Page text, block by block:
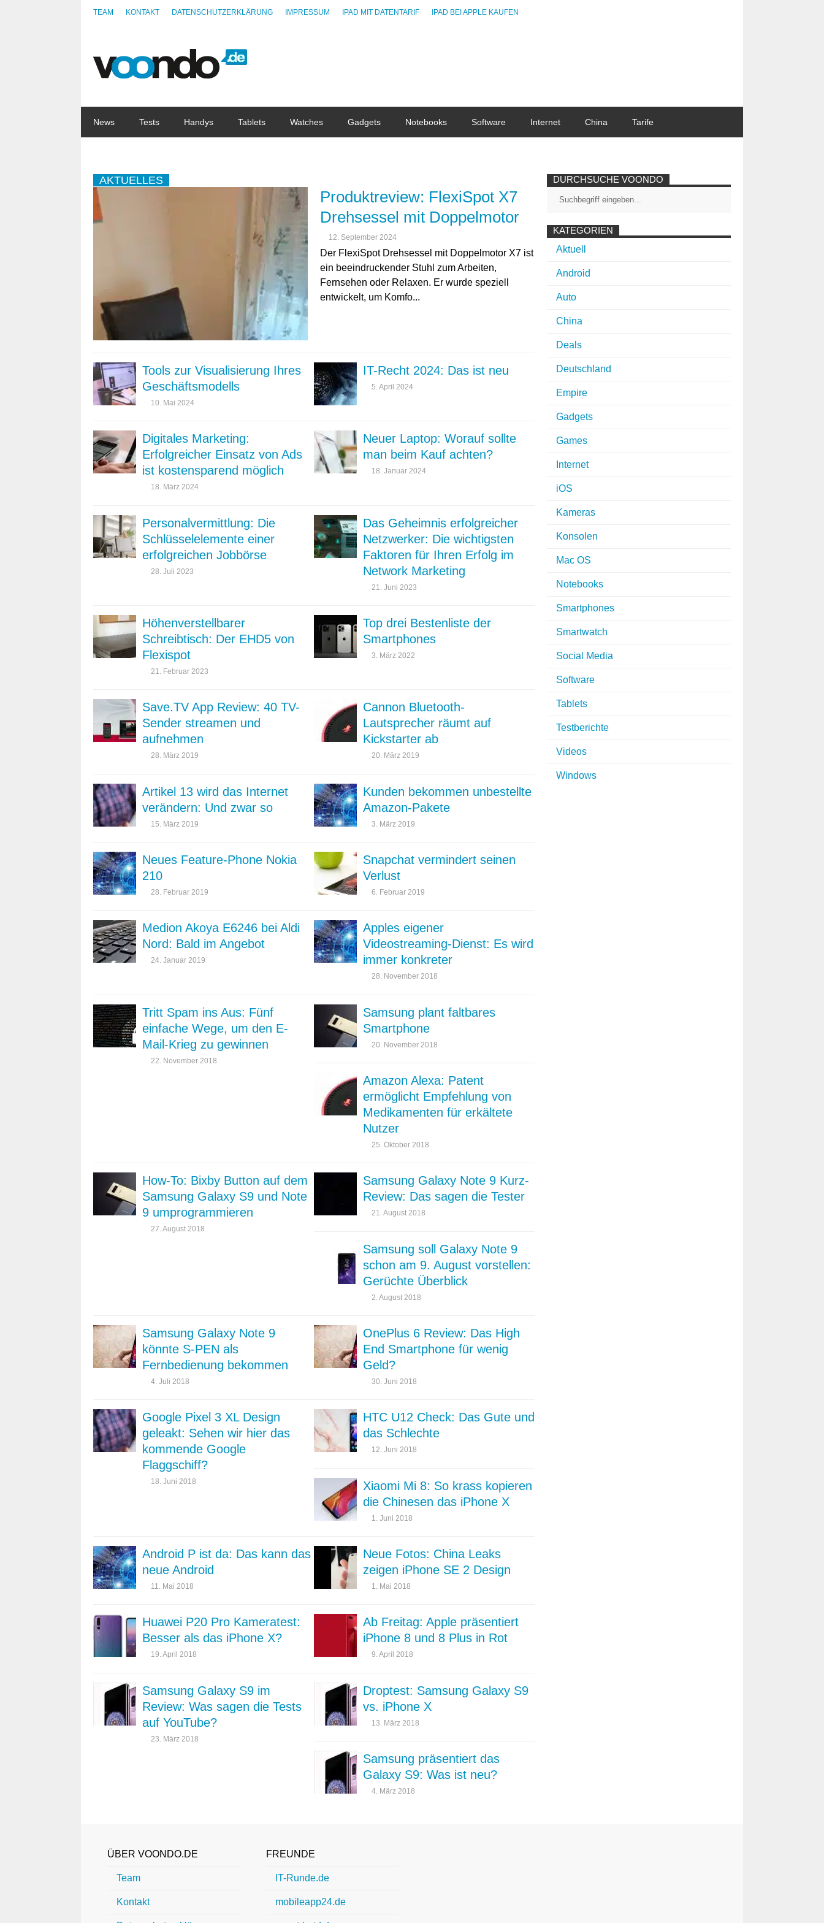
TEAM KONTAKT DATENSCHUTZERKLÄRUNG IMPRESSUM IPAD MIT DATENTARIF IPAD BEI APPLE KAUFEN
News Tests Handys Tablets Watches Gadgets Notebooks Software Internet China Tarife
AKTUELLES
Produktreview: FlexiSpot X7
Drehsessel mit Doppelmotor
12. September 2024
Der FlexiSpot Drehsessel mit Doppelmotor X7 ist
ein beeindruckender Stuhl zum Arbeiten,
Fernsehen oder Relaxen. Er wurde speziell
entwickelt, um Komfo...
Tools zur Visualisierung Ihres
Geschäftsmodells
10. Mai 2024
IT-Recht 2024: Das ist neu
5. April 2024
Digitales Marketing:
Erfolgreicher Einsatz von Ads
ist kostensparend möglich
18. März 2024
Neuer Laptop: Worauf sollte
man beim Kauf achten?
18. Januar 2024
Personalvermittlung: Die
Schlüsselelemente einer
erfolgreichen Jobbörse
28. Juli 2023
Das Geheimnis erfolgreicher
Netzwerker: Die wichtigsten
Faktoren für Ihren Erfolg im
Network Marketing
21. Juni 2023
Höhenverstellbarer
Schreibtisch: Der EHD5 von
Flexispot
21. Februar 2023
Top drei Bestenliste der
Smartphones
3. März 2022
Save.TV App Review: 40 TV-
Sender streamen und
aufnehmen
28. März 2019
Cannon Bluetooth-
Lautsprecher räumt auf
Kickstarter ab
20. März 2019
Artikel 13 wird das Internet
verändern: Und zwar so
15. März 2019
Kunden bekommen unbestellte
Amazon-Pakete
3. März 2019
Neues Feature-Phone Nokia
210
28. Februar 2019
Snapchat vermindert seinen
Verlust
6. Februar 2019
Medion Akoya E6246 bei Aldi
Nord: Bald im Angebot
24. Januar 2019
Apples eigener
Videostreaming-Dienst: Es wird
immer konkreter
28. November 2018
Tritt Spam ins Aus: Fünf
einfache Wege, um den E-
Mail-Krieg zu gewinnen
22. November 2018
Samsung plant faltbares
Smartphone
20. November 2018
Amazon Alexa: Patent
ermöglicht Empfehlung von
Medikamenten für erkältete
Nutzer
25. Oktober 2018
How-To: Bixby Button auf dem
Samsung Galaxy S9 und Note
9 umprogrammieren
27. August 2018
Samsung Galaxy Note 9 Kurz-
Review: Das sagen die Tester
21. August 2018
Samsung soll Galaxy Note 9
schon am 9. August vorstellen:
Gerüchte Überblick
2. August 2018
Samsung Galaxy Note 9
könnte S-PEN als
Fernbedienung bekommen
4. Juli 2018
OnePlus 6 Review: Das High
End Smartphone für wenig
Geld?
30. Juni 2018
Google Pixel 3 XL Design
geleakt: Sehen wir hier das
kommende Google
Flaggschiff?
18. Juni 2018
HTC U12 Check: Das Gute und
das Schlechte
12. Juni 2018
Xiaomi Mi 8: So krass kopieren
die Chinesen das iPhone X
1. Juni 2018
Android P ist da: Das kann das
neue Android
11. Mai 2018
Neue Fotos: China Leaks
zeigen iPhone SE 2 Design
1. Mai 2018
Huawei P20 Pro Kameratest:
Besser als das iPhone X?
19. April 2018
Ab Freitag: Apple präsentiert
iPhone 8 und 8 Plus in Rot
9. April 2018
Samsung Galaxy S9 im
Review: Was sagen die Tests
auf YouTube?
23. März 2018
Droptest: Samsung Galaxy S9
vs. iPhone X
13. März 2018
Samsung präsentiert das
Galaxy S9: Was ist neu?
4. März 2018
DURCHSUCHE VOONDO
KATEGORIEN
Aktuell
Android
Auto
China
Deals
Deutschland
Empire
Gadgets
Games
Internet
iOS
Kameras
Konsolen
Mac OS
Notebooks
Smartphones
Smartwatch
Social Media
Software
Tablets
Testberichte
Videos
Windows
ÜBER VOONDO.DE
Team
Kontakt
FREUNDE
IT-Runde.de
mobileapp24.de